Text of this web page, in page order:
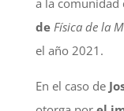
a la comunidad
de Física de la
el año 2021.
En el caso de